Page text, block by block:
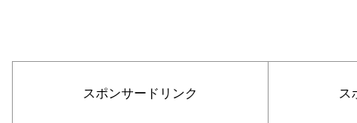
スポンサードリンク ス